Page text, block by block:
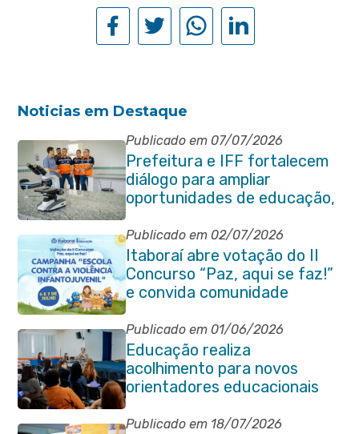
Noticias em Destaque
Publicado em 07/07/2026
Prefeitura e IFF fortalecem
diálogo para ampliar
oportunidades de educação,
ciência e inovação em
Itaboraí
Publicado em 02/07/2026
Itaboraí abre votação do II
Concurso “Paz, aqui se faz!”
e convida comunidade
Publicado em 01/06/2026
Educação realiza
acolhimento para novos
orientadores educacionais
da rede municipal
Publicado em 18/07/2026